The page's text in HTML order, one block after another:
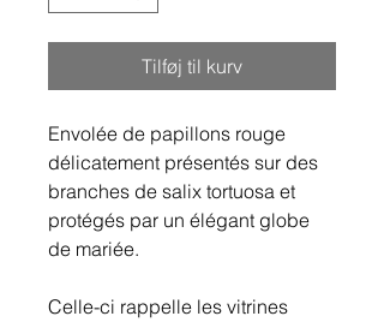
Tilføj til kurv
Envolée de papillons rouge
délicatement présentés sur des
branches de salix tortuosa et
protégés par un élégant globe
de mariée.
Celle-ci rappelle les vitrines